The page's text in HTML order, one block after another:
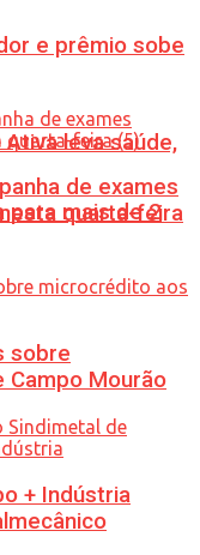
leva saúde,
para mais de 2
e prêmio sobe
de exames
quarta-feira
sobre
Mourão
+ Indústria